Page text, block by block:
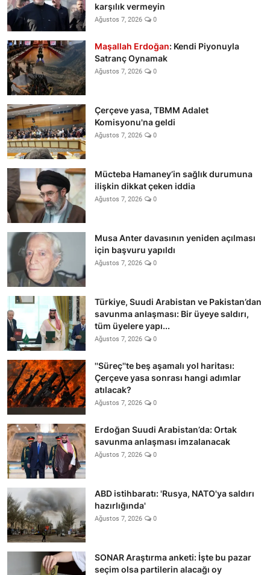
karşılık vermeyin
Ağustos 7, 2026 0
Maşallah Erdoğan: Kendi Piyonuyla
Satranç Oynamak
Ağustos 7, 2026 0
Çerçeve yasa, TBMM Adalet
Komisyonu'na geldi
Ağustos 7, 2026 0
Mücteba Hamaney’in sağlık durumuna
ilişkin dikkat çeken iddia
Ağustos 7, 2026 0
Musa Anter davasının yeniden açılması
için başvuru yapıldı
Ağustos 7, 2026 0
Türkiye, Suudi Arabistan ve Pakistan’dan
savunma anlaşması: Bir üyeye saldırı,
tüm üyelere yapı...
Ağustos 7, 2026 0
''Süreç''te beş aşamalı yol haritası:
Çerçeve yasa sonrası hangi adımlar
atılacak?
Ağustos 7, 2026 0
Erdoğan Suudi Arabistan’da: Ortak
savunma anlaşması imzalanacak
Ağustos 7, 2026 0
ABD istihbaratı: 'Rusya, NATO'ya saldırı
hazırlığında'
Ağustos 7, 2026 0
SONAR Araştırma anketi: İşte bu pazar
seçim olsa partilerin alacağı oy